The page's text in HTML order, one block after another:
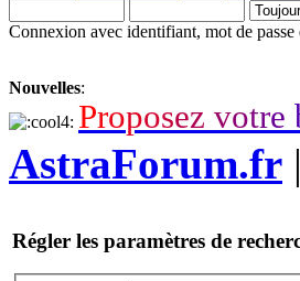
Connexion avec identifiant, mot de passe
Nouvelles:
Proposez votre
AstraForum.fr |
Régler les paramètres de